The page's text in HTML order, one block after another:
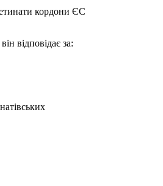
кордони ЄС
відповідає за: